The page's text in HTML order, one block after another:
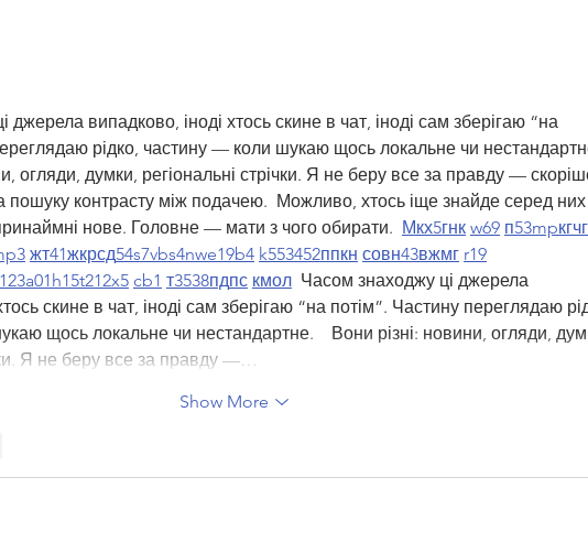
джерела випадково, іноді хтось скине в чат, іноді сам зберігаю “на
рідко, частину — коли шукаю щось локальне чи
огляди, думки, регіональні стрічки. Я не беру все за правду —
пошуку контрасту між подачею.  Можливо, хтось іще знайде серед них
нове. Головне — мати з чого обирати. Мкх5гнк w69 п53mpкгчг
жт41жкрсд54s7vbs4nwe19b4 k553452ппкн совн43вжмг r19
a01h15t212x5 cb1 т3538пдпс кмол
  Часом знаходжу ці джерела
скине в чат, іноді сам зберігаю “на потім”. Частину переглядаю
щось локальне чи нестандартне.    Вони різні: новини, огляди,
Я не беру все за правду —…
Show More